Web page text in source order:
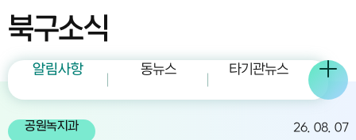
북구소식
알림사항
공원녹지과 26. 08. 07
동뉴스 타기관뉴스